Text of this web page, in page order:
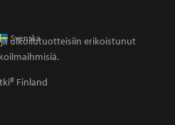
Svenska
ulkoilutuotteisiin erikoistunut
Finland